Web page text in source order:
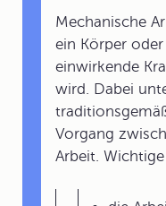
Mechanische
ein Körper
einwirkende
wird. Dabei
Vorgang
Arbeit.